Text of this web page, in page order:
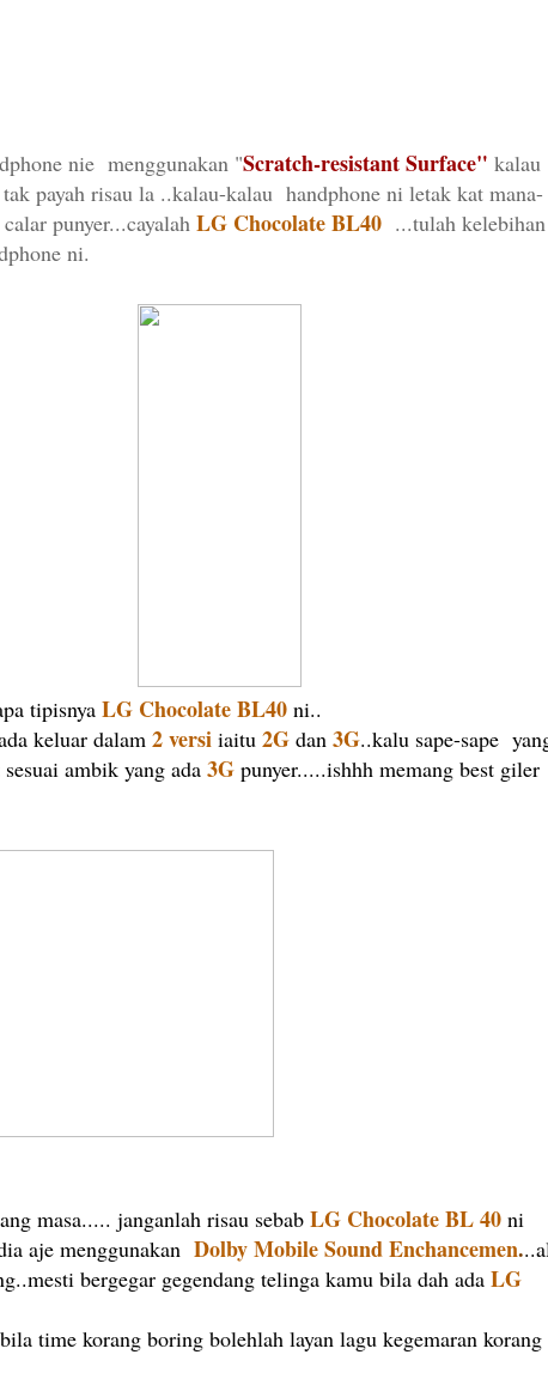
nie menggunakan "Scratch-resistant Surface" kalau
payah risau la ..kalau-kalau handphone ni letak kat mana-
punyer...cayalah LG Chocolate BL40 ...tulah kelebihan
ni.
tipisnya LG Chocolate BL40ni..
keluar dalam 2 versi iaitu 2G dan 3G..kalu sape-sape
ambik yang ada 3G punyer.....ishhh memang best giler
masa..... janganlah risau sebab LG Chocolate BL40 ni
aje menggunakan Dolby Mobile SoundEnchancemen.
bergegar gegendang telinga kamu bila dah ada LG
time korang boring bolehlah layan lagu kegemaran korang